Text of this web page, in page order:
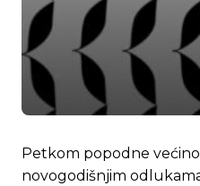
Petkom popodne
novogodišnjim